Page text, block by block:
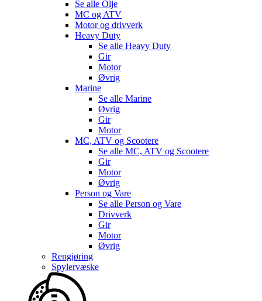
Se alle Olje
MC og ATV
Motor og drivverk
Heavy Duty
Se alle Heavy Duty
Gir
Motor
Øvrig
Marine
Se alle Marine
Øvrig
Gir
Motor
MC, ATV og Scootere
Se alle MC, ATV og Scootere
Gir
Motor
Øvrig
Person og Vare
Se alle Person og Vare
Drivverk
Gir
Motor
Øvrig
Rengjøring
Spylervæske